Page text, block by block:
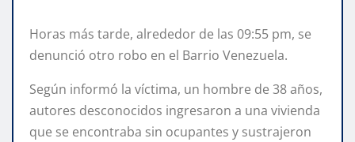
Horas más tarde, alrededor de las 09:55 pm, se
denunció otro robo en el Barrio Venezuela.
Según informó la víctima, un hombre de 38 años,
autores desconocidos ingresaron a una vivienda
que se encontraba sin ocupantes y sustrajeron